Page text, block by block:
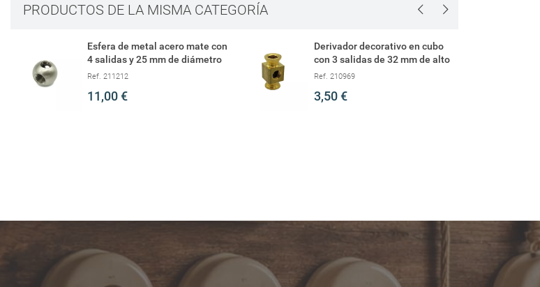
PRODUCTOS DE LA MISMA CATEGORÍA
Esfera de metal acero mate con
4 salidas y 25 mm de diámetro
Ref. 211212
11,00 €
Derivador decorativo en cubo
con 3 salidas de 32 mm de alto
Ref. 210969
3,50 €